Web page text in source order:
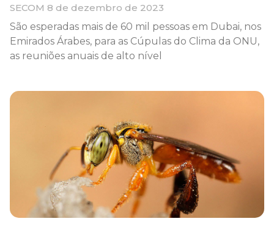
SECOM 8 de dezembro de 2023
São esperadas mais de 60 mil pessoas em Dubai, nos
Emirados Árabes, para as Cúpulas do Clima da ONU,
as reuniões anuais de alto nível